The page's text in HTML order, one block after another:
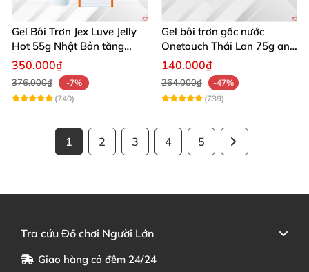
Gel Bôi Trơn Jex Luve Jelly
Hot 55g Nhật Bản tăng
khoái cảm cho nữ giới
350.000₫
376.000₫
-7%
(740)
Gel bôi trơn gốc nước
Onetouch Thái Lan 75g an
toàn dịu nhẹ tăng khoái
140.000₫
264.000₫
-47%
(739)
1 2 3 4 5
Tra cứu Đồ chơi Người Lớn
Giao hàng cả đêm 24/24